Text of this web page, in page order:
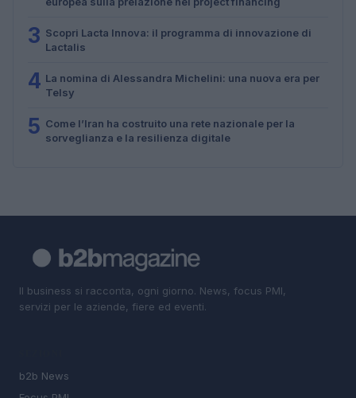
3 Scopri Lacta Innova: il programma di innovazione di
Lactalis
4 La nomina di Alessandra Michelini: una nuova era per
Telsy
5 Come l’Iran ha costruito una rete nazionale per la
sorveglianza e la resilienza digitale
Il business si racconta, ogni giorno. News, focus PMI,
servizi per le aziende, fiere ed eventi.
b2b News